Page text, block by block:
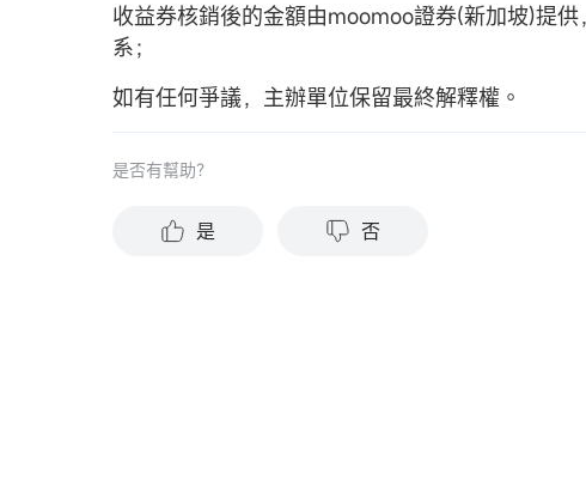
收益券核銷後的金額由moomoo證券(新加坡)提
系；
如有任何爭議，主辦單位保留最終解釋權。
是否有幫助？
是 否